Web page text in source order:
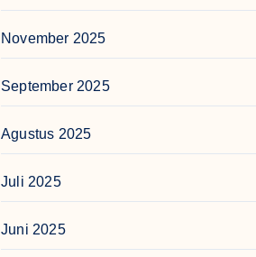
November 2025
September 2025
Agustus 2025
Juli 2025
Juni 2025